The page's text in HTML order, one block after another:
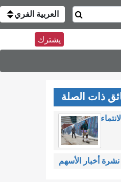
العربية الفري
يشترك
ذات الصلة
نشرة أخبار الأسهم